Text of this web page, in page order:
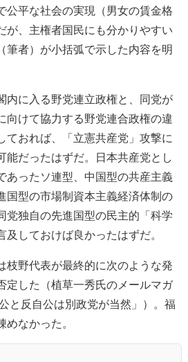
公平な社会の実現（男女の賃金格
が、主権者国民にも分かりやすい
筆者）が小括弧で示した内容を明
内に入る野党連立政権と、同党が
向けて協力する野党連合政権の違
ておれば、「立憲共産党」攻撃に
能だったはずだ。日本共産党とし
あったソ連型、中国型の共産主義
国型の市場制資本主義経済体制の
党独自の先進国型の民主的「科学
しておけば良かったはずだ。
枝野代表が最終的に次のような発
定した（植草一秀氏のメールマガ
と反自公は別政党が当然」）。福
なかった。